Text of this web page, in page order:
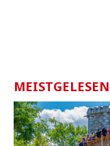
MEISTGELESEN